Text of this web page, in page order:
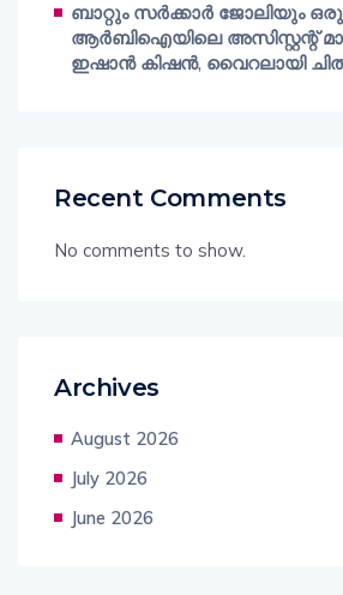
ബാറ്റും സർക്കാർ ജോലിയും
ആർബിഐയിലെ അസിസ്റ്റന്റ്
ഇഷാൻ കിഷൻ, വൈറലായി
Recent Comments
No comments to show.
Archives
August 2026
July 2026
June 2026